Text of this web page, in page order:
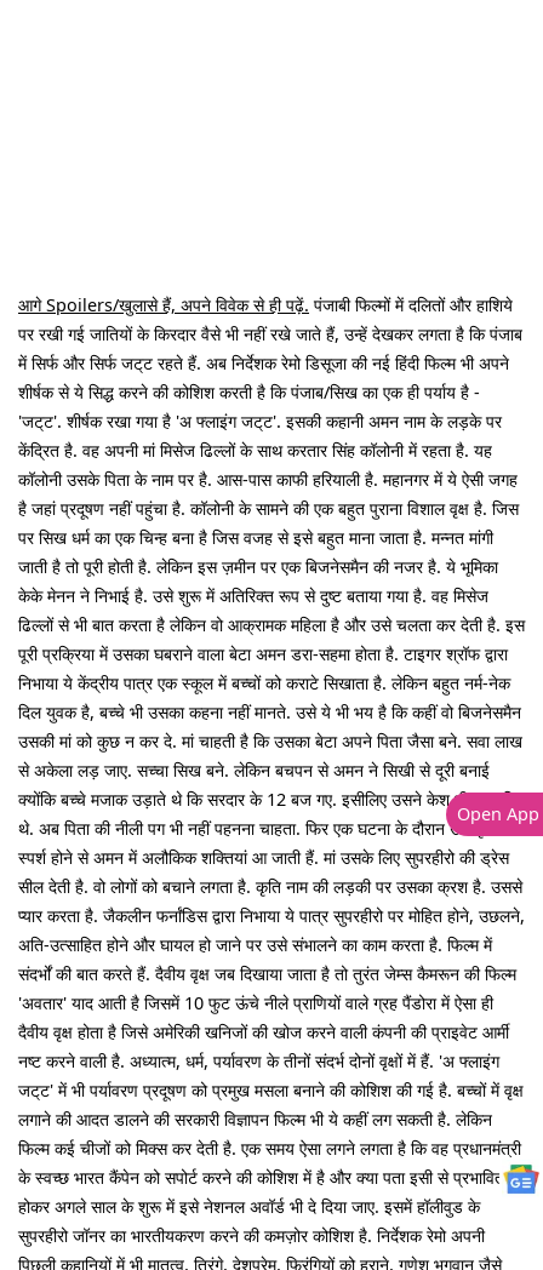
आगे Spoilers/खुलासे हैं, अपने विवेक से ही पढ़ें. पंजाबी फिल्मों में दलितों और हाशिये
पर रखी गई जातियों के किरदार वैसे भी नहीं रखे जाते हैं, उन्हें देखकर लगता है कि पंजाब
में सिर्फ और सिर्फ जट्‌ट रहते हैं. अब निर्देशक रेमो डिसूजा की नई हिंदी फिल्म भी अपने
शीर्षक से ये सिद्ध करने की कोशिश करती है कि पंजाब/सिख का एक ही पर्याय है -
'जट्‌ट'. शीर्षक रखा गया है 'अ फ्लाइंग जट्‌ट'. इसकी कहानी अमन नाम के लड़के पर
केंद्रित है. वह अपनी मां मिसेज ढिल्लों के साथ करतार सिंह कॉलोनी में रहता है. यह
कॉलोनी उसके पिता के नाम पर है. आस-पास काफी हरियाली है. महानगर में ये ऐसी जगह
है जहां प्रदूषण नहीं पहुंचा है. कॉलोनी के सामने की एक बहुत पुराना विशाल वृक्ष है. जिस
पर सिख धर्म का एक चिन्ह बना है जिस वजह से इसे बहुत माना जाता है. मन्नत मांगी
जाती है तो पूरी होती है. लेकिन इस ज़मीन पर एक बिजनेसमैन की नजर है. ये भूमिका
केके मेनन ने निभाई है. उसे शुरू में अतिरिक्त रूप से दुष्ट बताया गया है. वह मिसेज
ढिल्लों से भी बात करता है लेकिन वो आक्रामक महिला है और उसे चलता कर देती है. इस
पूरी प्रक्रिया में उसका घबराने वाला बेटा अमन डरा-सहमा होता है. टाइगर श्रॉफ द्वारा
निभाया ये केंद्रीय पात्र एक स्कूल में बच्चों को कराटे सिखाता है. लेकिन बहुत नर्म-नेक
दिल युवक है, बच्चे भी उसका कहना नहीं मानते. उसे ये भी भय है कि कहीं वो बिजनेसमैन
उसकी मां को कुछ न कर दे. मां चाहती है कि उसका बेटा अपने पिता जैसा बने. सवा लाख
से अकेला लड़ जाए. सच्चा सिख बने. लेकिन बचपन से अमन ने सिखी से दूरी बनाई
क्योंकि बच्चे मजाक उड़ाते थे कि सरदार के 12 बज गए. इसीलिए उसने केश भी कटा लिए
थे. अब पिता की नीली पग भी नहीं पहनना चाहता. फिर एक घटना के दौरान उस वृक्ष से
स्पर्श होने से अमन में अलौकिक शक्तियां आ जाती हैं. मां उसके लिए सुपरहीरो की ड्रेस
सील देती है. वो लोगों को बचाने लगता है. कृति नाम की लड़की पर उसका क्रश है. उससे
प्यार करता है. जैकलीन फर्नांडिस द्वारा निभाया ये पात्र सुपरहीरो पर मोहित होने, उछलने,
अति-उत्साहित होने और घायल हो जाने पर उसे संभालने का काम करता है. फिल्म में
संदर्भों की बात करते हैं. दैवीय वृक्ष जब दिखाया जाता है तो तुरंत जेम्स कैमरून की फिल्म
'अवतार' याद आती है जिसमें 10 फुट ऊंचे नीले प्राणियों वाले ग्रह पैंडोरा में ऐसा ही
दैवीय वृक्ष होता है जिसे अमेरिकी खनिजों की खोज करने वाली कंपनी की प्राइवेट आर्मी
नष्ट करने वाली है. अध्यात्म, धर्म, पर्यावरण के तीनों संदर्भ दोनों वृक्षों में हैं. 'अ फ्लाइंग
जट्‌ट' में भी पर्यावरण प्रदूषण को प्रमुख मसला बनाने की कोशिश की गई है. बच्चों में वृक्ष
लगाने की आदत डालने की सरकारी विज्ञापन फिल्म भी ये कहीं लग सकती है. लेकिन
फिल्म कई चीजों को मिक्स कर देती है. एक समय ऐसा लगने लगता है कि वह प्रधानमंत्री
के स्वच्छ भारत कैंपेन को सपोर्ट करने की कोशिश में है और क्या पता इसी से प्रभावित
होकर अगले साल के शुरू में इसे नेशनल अवॉर्ड भी दे दिया जाए. इसमें हॉलीवुड के
सुपरहीरो जॉनर का भारतीयकरण करने की कमज़ोर कोशिश है. निर्देशक रेमो अपनी
पिछली कहानियों में भी मातृत्व, तिरंगे, देशप्रेम, फिरंगियों को हराने, गणेश भगवान जैसे
Open App